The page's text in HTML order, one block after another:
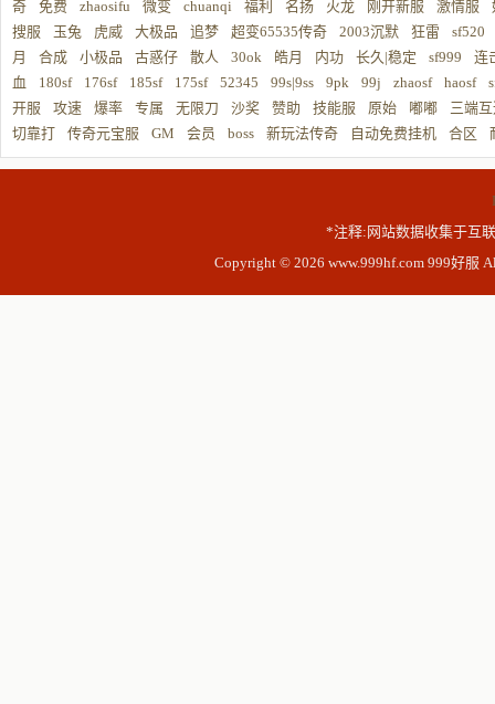
奇
免费 zhaosifu 微变 chuanqi 福利 名扬 火龙 刚开新服 激情服
搜服
玉兔 虎威 大极品 追梦 超变65535传奇 2003沉默 狂雷
sf520
月
合成 小极品 古惑仔 散人 30ok 皓月 内功 长久|稳定 sf999
连
血
180sf 176sf 185sf 175sf 52345 99s|9ss 9pk 99j zhaosf haosf
开服
攻速 爆率 专属 无限刀 沙奖 赞助 技能服 原始 嘟嘟
三端
切靠打
传奇元宝服 GM 会员 boss 新玩法传奇 自动免费挂机 合区
*注释:网站数据收集于互
Copyright © 2026 www.999hf.com 999好服